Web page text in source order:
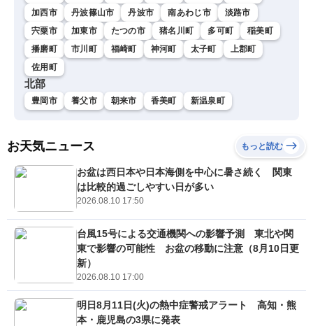
加西市 丹波篠山市 丹波市 南あわじ市
淡路市
宍粟市
加東市 たつの市 猪名川町 多可町
稲美町
播磨町
市川町 福崎町 神河町 太子町
上郡町
佐用町
北部
豊岡市 養父市 朝来市 香美町 新温泉町
お天気ニュース もっと読む
お盆は西日本や日本海側を中心に暑さ続く 関東
は比較的過ごしやすい日が多い
2026.08.10 17:50
台風15号による交通機関への影響予測 東北や関
東で影響の可能性 お盆の移動に注意（8月10日更
新）
2026.08.10 17:00
明日8月11日(火)の熱中症警戒アラート 高知・熊
本・鹿児島の3県に発表